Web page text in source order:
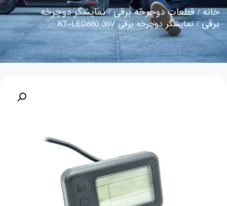
خانه/قطعات دوچرخه برقی/نمایشگر دوچرخه
برقی/ نمایشگر دوچرخه برقی KT-LED880 36V